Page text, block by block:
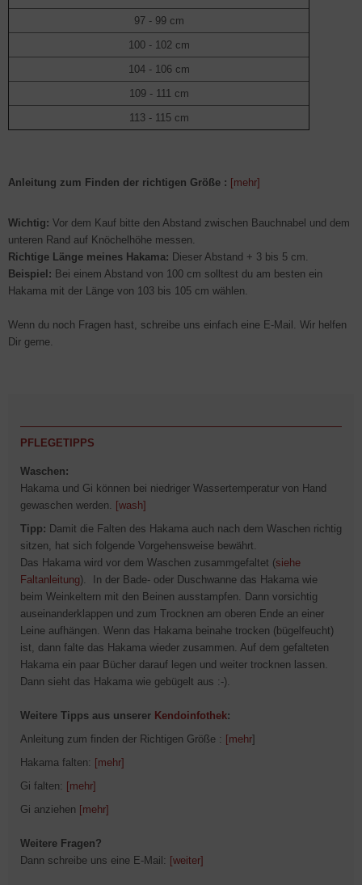
97 - 99 cm
100 - 102 cm
104 - 106 cm
109 - 111 cm
113 - 115 cm
Anleitung zum Finden der richtigen Größe : [mehr]
Wichtig: Vor dem Kauf bitte den Abstand zwischen Bauchnabel und dem
unteren Rand auf Knöchelhöhe messen.
Richtige Länge meines Hakama: Dieser Abstand + 3 bis 5 cm.
Beispiel: Bei einem Abstand von 100 cm solltest du am besten ein
Hakama mit der Länge von 103 bis 105 cm wählen.
Wenn du noch Fragen hast, schreibe uns einfach eine E-Mail. Wir helfen
Dir gerne.
PFLEGETIPPS
Waschen:
Hakama und Gi können bei niedriger Wassertemperatur von Hand
gewaschen werden. [wash]
Tipp: Damit die Falten des Hakama auch nach dem Waschen richtig
sitzen, hat sich folgende Vorgehensweise bewährt.
Das Hakama wird vor dem Waschen zusammgefaltet (siehe
Faltanleitung). In der Bade- oder Duschwanne das Hakama wie
beim Weinkeltern mit den Beinen ausstampfen. Dann vorsichtig
auseinanderklappen und zum Trocknen am oberen Ende an einer
Leine aufhängen. Wenn das Hakama beinahe trocken (bügelfeucht)
ist, dann falte das Hakama wieder zusammen. Auf dem gefalteten
Hakama ein paar Bücher darauf legen und weiter trocknen lassen.
Dann sieht das Hakama wie gebügelt aus :-).
Weitere Tipps aus unserer Kendoinfothek:
Anleitung zum finden der Richtigen Größe : [mehr]
Hakama falten: [mehr]
Gi falten: [mehr]
Gi anziehen [mehr]
Weitere Fragen?
Dann schreibe uns eine E-Mail: [weiter]